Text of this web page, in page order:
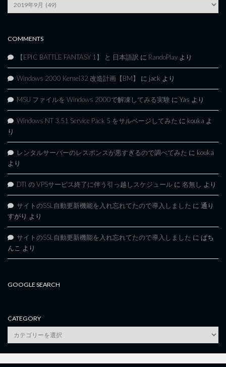
Archives
COMMENTS
【EPIC BATTLE FANTASY 1】 と 日本語訳 に RandoPlay より
Windows 2000 Kernel32 改造計画【BM】 に jack より
MSU ファイルを Windows 2000で解凍してみる実験 に Yas より
Windows NT 3.51 Service Pack 5 をサルベージしてみた に kouka よ
り
レンタルサーバーのレスポンスが悪すぎるので調べてみた に kouka
より
DTI の VPSサービス終了に伴う引っ越しスケジュール に 名無し より
サイトのSSL自動更新機能を入れ忘れてたので導入しました に 通り
すがり より
サイトのSSL自動更新機能を入れ忘れてたので導入しました に ぱち
んこ より
GOOGLE SEARCH
CATEGORY
category